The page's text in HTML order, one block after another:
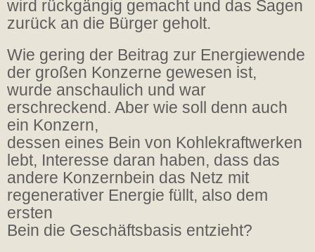
wird rückgängig gemacht und das Sagen
zurück an die Bürger geholt.
Wie gering der Beitrag zur Energiewende
der großen Konzerne gewesen ist,
wurde anschaulich und war
erschreckend. Aber wie soll denn auch
ein Konzern,
dessen eines Bein von Kohlekraftwerken
lebt, Interesse daran haben, dass das
andere Konzernbein das Netz mit
regenerativer Energie füllt, also dem
ersten
Bein die Geschäftsbasis entzieht?